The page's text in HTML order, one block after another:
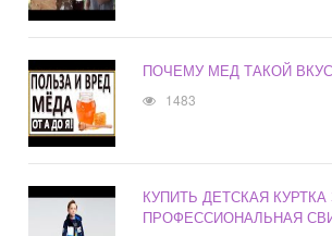
ПОЧЕМУ МЕД ТАКОЙ
1483
КУПИТЬ ДЕТСКАЯ
ПРОФЕССИОНАЛЬНАЯ